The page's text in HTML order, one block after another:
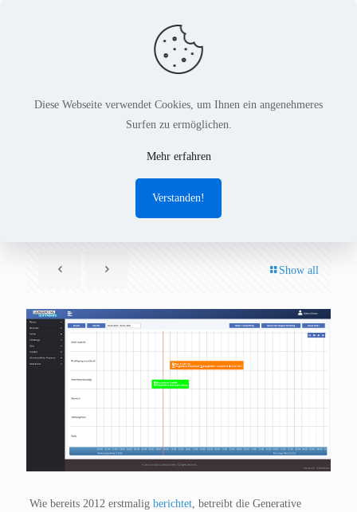
Fahrservice Management in
neuer Version
Show all
Wie bereits 2012 erstmalig berichtet, betreibt die Generative
Diese Webseite verwendet Cookies, um Ihnen ein angenehmeres
Surfen zu ermöglichen.
Mehr erfahren
Verstanden!